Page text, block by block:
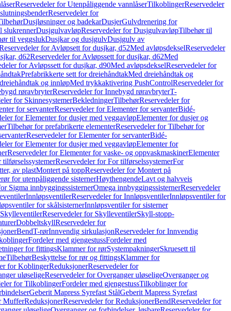
Reservedeler for Utenpåliggende vannlåserTilkoblingerReservedeler
Reservedeler for
Dusjløsninger og badekarDusjerGulvdrenering for
slukrennerDusjgulvavløpReservedeler for DusjgulvavløpTilbehør til
til veggslukDusjkar og dusjgulvDusjgulv av
for Avløpsett for dusjkar, d52Med avløpsdekselReservedeler
d62Reservedeler for Avløpssett for dusjkar, d62Med
for Avløpssett for dusjkar, d90Med avløpsdekselReservedeler for
Prefabrikkerte sett for dreiehåndtakMed dreiehåndtak og
og innløpMed trykkaktivering PushControlReservedeler for
røravbryterReservedeler for Innebygd røravbryterT-
for SkinnesystemerBekledningerTilbehørReservedeler for
for servanterReservedeler for Elementer for servanterBidé-
for Elementer for dusjer med veggavløpElementer for dusjer og
Tilbehør for prefabrikerte elementerReservedeler for Tilbehør for
Reservedeler for Elementer for servanterBidé-
for Elementer for dusjer med veggavløpElementer for
Reservedeler for Elementer for vaske- og oppvaskmaskinerElementer
tilførselssystemerReservedeler for For tilførselssystemerFor
av plastMontert på toppReservedeler for Montert på
for utenpåliggende sisternerHøythengendeLavt og halvveis
Sigma innbyggingssisternerOmega innbyggingssisternerReservedeler
InnløpsventilerReservedeler for InnløpsventilerInnløpsventiler for
for skålsisternerInnløpsventiler for sisterner
SkylleventilerReservedeler for SkylleventilerSkyll-stopp-
DobbeltskyllReservedeler for
BendT-rørInnvendig sirkulasjonReservedeler for Innvendig
Fordeler med gjengestussFordeler med
for fittingsKlammer for rørSystempakningerSkruesett til
TilbehørBeskyttelse for rør og fittingsKlammer for
for KoblingerReduksjonerReservedeler for
uløseligeReservedeler for Overganger uløseligeOverganger og
for TilkoblingerFordeler med gjengestussTilkoblinger for
Geberit Mapress Syrefast StålGeberit Mapress Syrefast
MufferReduksjonerReservedeler for ReduksjonerBendReservedeler for